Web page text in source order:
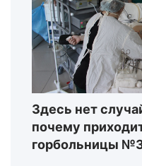
Здесь нет
почему
горбольницы